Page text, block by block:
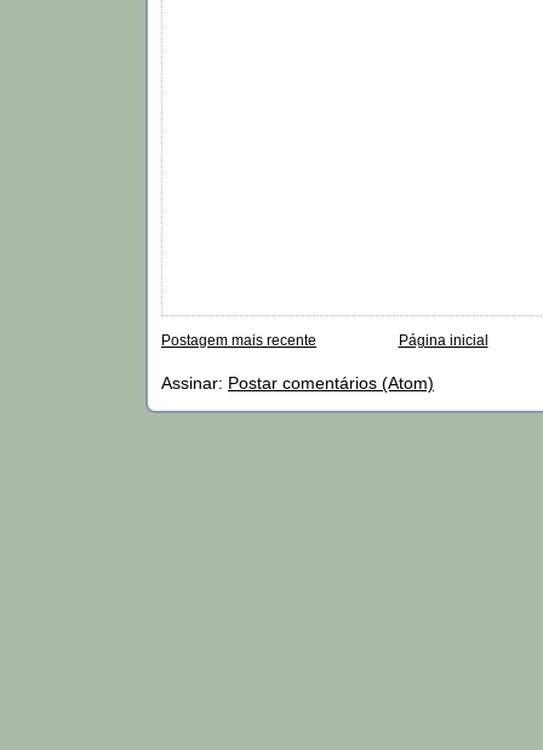
Postagem mais recente Página inicial
Assinar: Postar comentários (Atom)